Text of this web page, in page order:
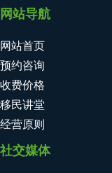
网站导航
网站首页
预约咨询
收费价格
移民讲堂
经营原则
社交媒体